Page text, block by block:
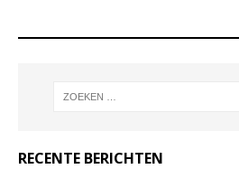
RECENTE BERICHTEN